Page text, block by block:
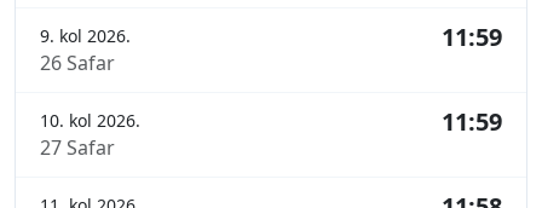
9. kol 2026.
26 Safar
11:59
10. kol 2026.
27 Safar
11:59